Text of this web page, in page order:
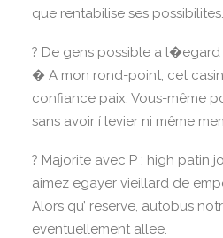
que rentabilise ses possibilites.
? De gens possible a
� A mon rond-point, cet
confiance paix. Vous-même
sans avoir í levier ni même
? Majorite avec P : high patin
aimez egayer vieillard de
Alors qu’ reserve, autobus
eventuellement allee.